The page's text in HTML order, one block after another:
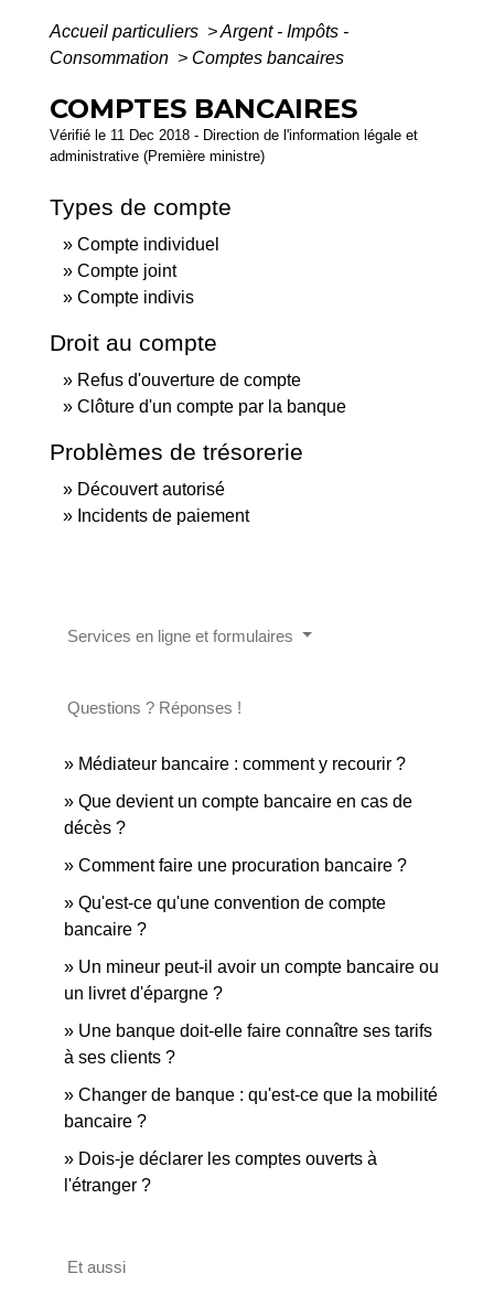
Accueil particuliers >Argent - Impôts -
Consommation > Comptes bancaires
COMPTES BANCAIRES
Vérifié le 11 Dec 2018 - Direction de l'information légale et
administrative (Première ministre)
Types de compte
Compte individuel
Compte joint
Compte indivis
Droit au compte
Refus d'ouverture de compte
Clôture d'un compte par la banque
Problèmes de trésorerie
Découvert autorisé
Incidents de paiement
Services en ligne et formulaires
Questions ? Réponses !
Médiateur bancaire : comment y recourir ?
Que devient un compte bancaire en cas de
décès ?
Comment faire une procuration bancaire ?
Qu'est-ce qu'une convention de compte
bancaire ?
Un mineur peut-il avoir un compte bancaire ou
un livret d'épargne ?
Une banque doit-elle faire connaître ses tarifs
à ses clients ?
Changer de banque : qu'est-ce que la mobilité
bancaire ?
Dois-je déclarer les comptes ouverts à
l'étranger ?
Et aussi